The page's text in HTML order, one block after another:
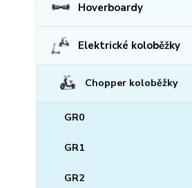
Hoverboardy
Elektrické koloběžky
Chopper koloběžky
GR0
GR1
GR2